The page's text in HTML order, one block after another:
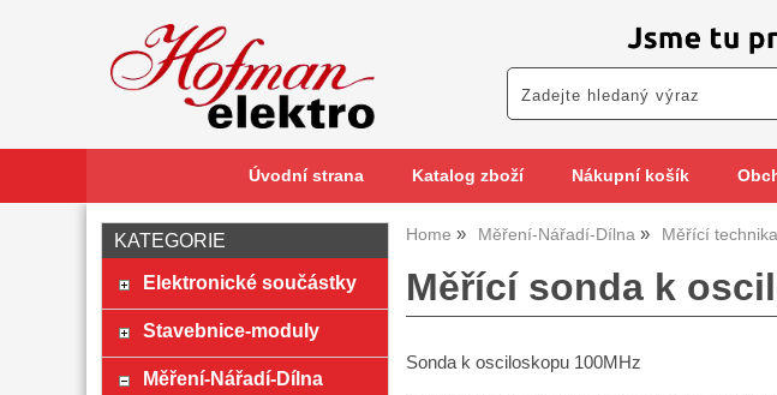
Úvodní strana Katalog zboží Nákupní košík
Home Měření-Nářadí-Dílna Měřící technika
Měřící sonda k
Sonda k osciloskopu 100MHz
KATEGORIE
Elektronické součástky
Stavebnice-moduly
Měření-Nářadí-Dílna